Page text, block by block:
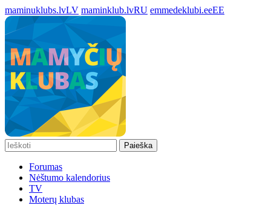
maminuklubs.lvLV maminklub.lvRU emmedeklubi.eeEE
Paieška
Forumas
Nėštumo kalendorius
TV
Moterų klubas